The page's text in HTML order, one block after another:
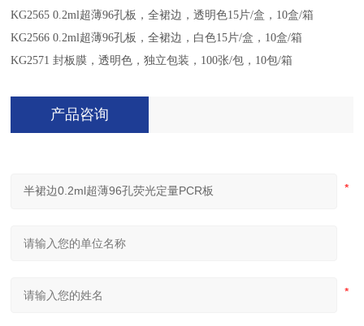
KG2565 0.2ml超薄96孔板，全裙边，透明色15片/盒，10盒/箱
KG2566 0.2ml超薄96孔板，全裙边，白色15片/盒，10盒/箱
KG2571 封板膜，透明色，独立包装，100张/包，10包/箱
产品咨询